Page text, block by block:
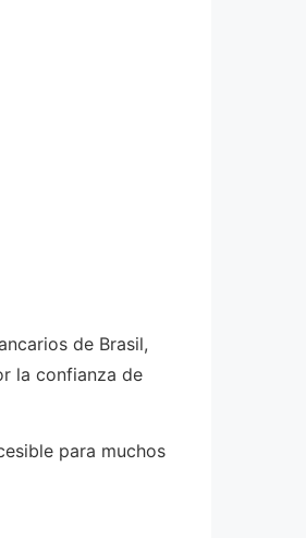
de Brasil,
la confianza de
para muchos